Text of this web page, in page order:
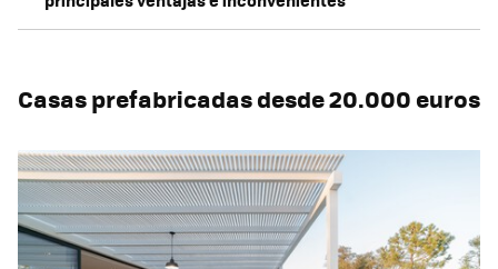
Casas prefabricadas desde 20.000 euros